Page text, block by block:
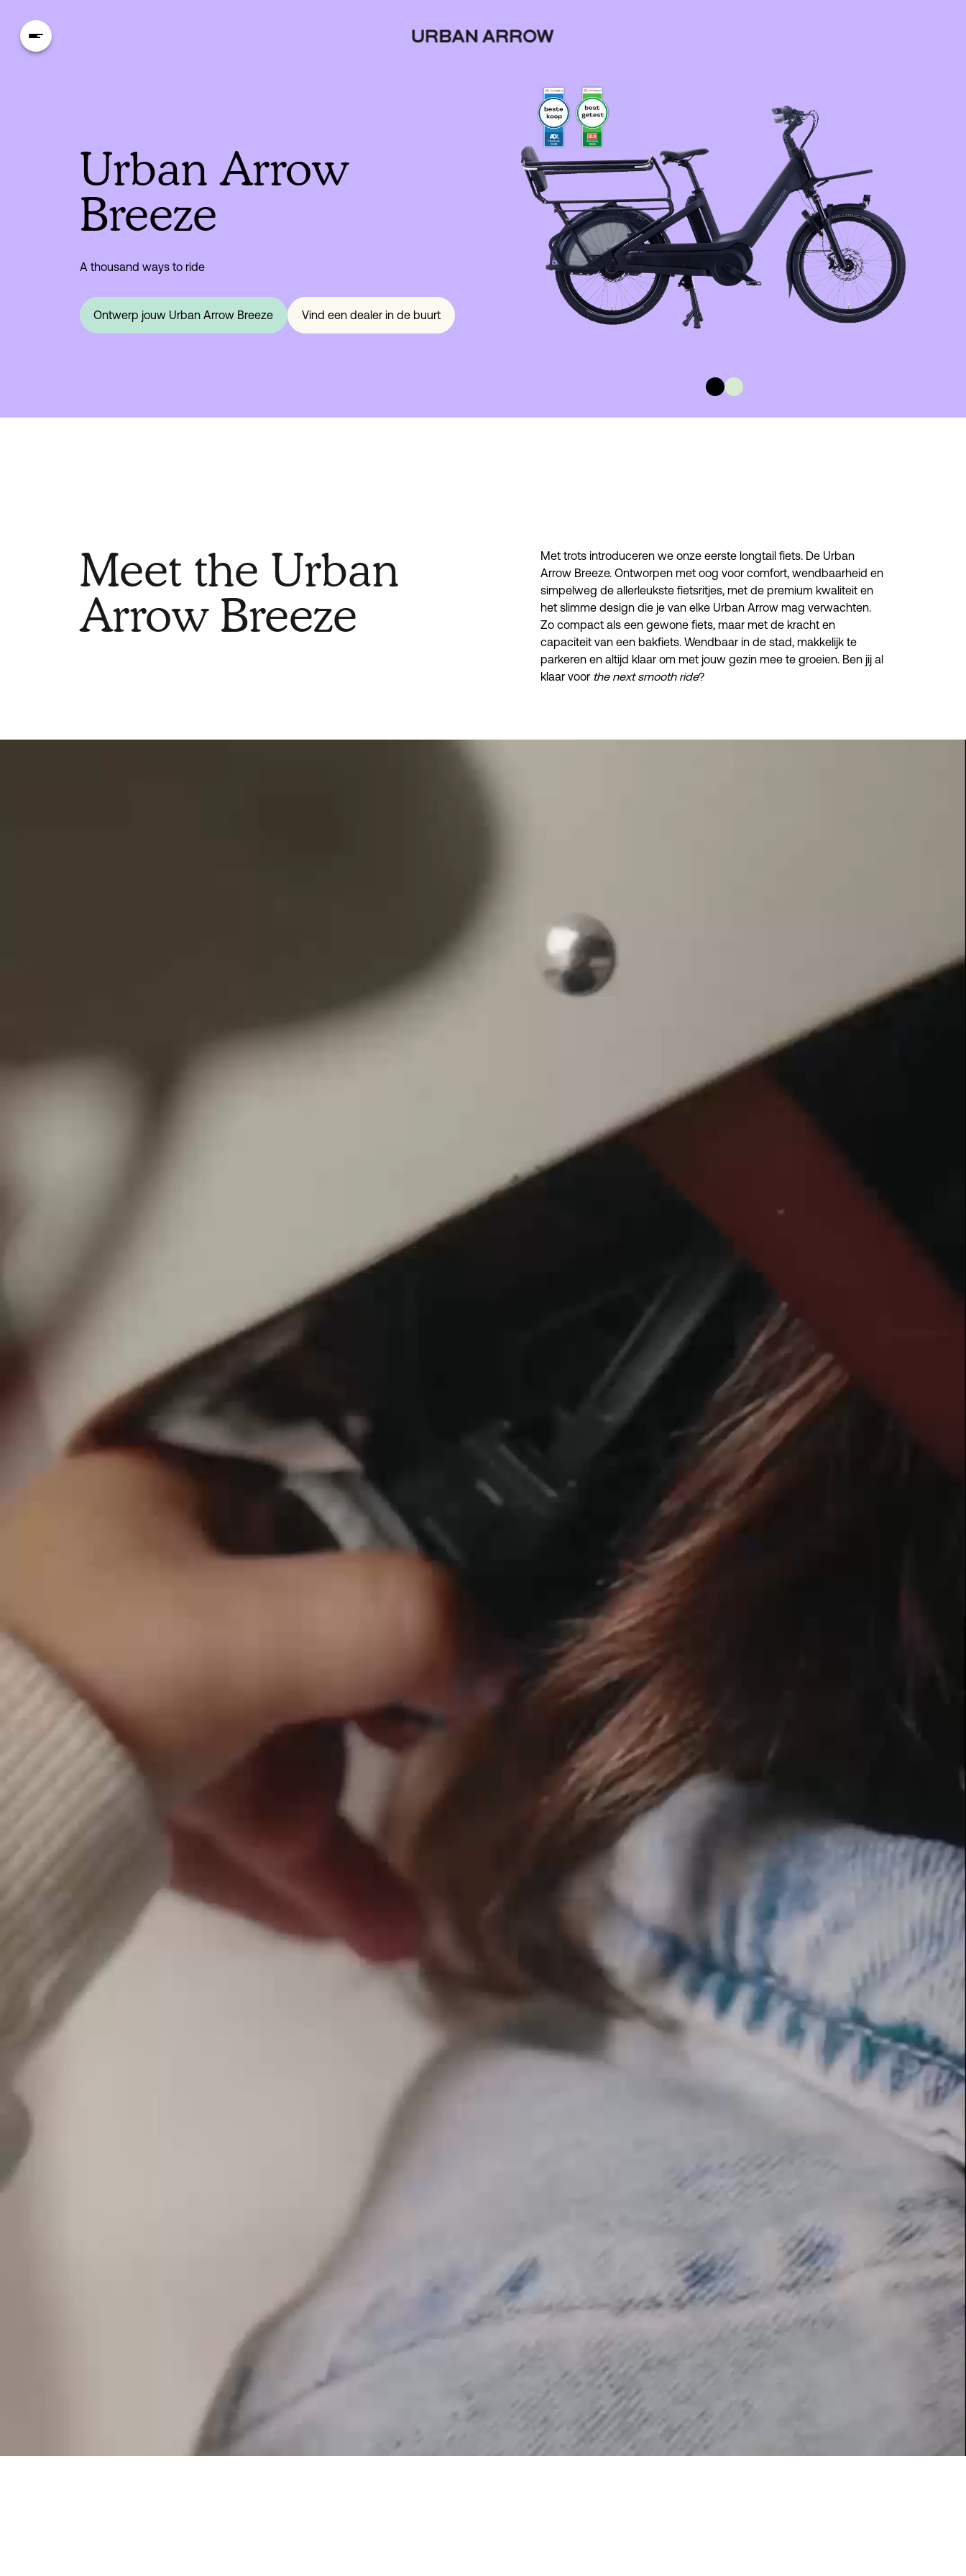
Urban Arrow
Breeze
A thousand ways to ride
Ontwerp jouw Urban Arrow Breeze Vind een dealer in de buurt
Meet the Urban
Arrow Breeze
Met trots introduceren we onze eerste longtail fiets. De Urban
Arrow Breeze. Ontworpen met oog voor comfort, wendbaarheid en
simpelweg de allerleukste fietsritjes, met de premium kwaliteit en
het slimme design die je van elke Urban Arrow mag verwachten.
Zo compact als een gewone fiets, maar met de kracht en
capaciteit van een bakfiets. Wendbaar in de stad, makkelijk te
parkeren en altijd klaar om met jouw gezin mee te groeien. Ben jij al
klaar voor the next smooth ride?